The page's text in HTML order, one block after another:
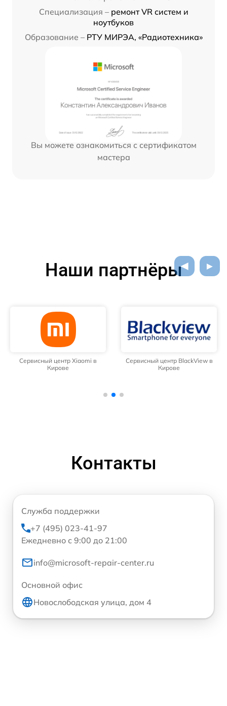
Специализация – ремонт VR систем и
ноутбуков
Образование – РТУ МИРЭА, «Радиотехника»
Вы можете ознакомиться с сертификатом
мастера
Наши партнёры
Сервисный центр Xiaomi в
Кирове
Сервисный центр BlackView в
Кирове
Контакты
Служба поддержки
+7 (495) 023-41-97
Ежедневно с 9:00 до 21:00
info@microsoft-repair-center.ru
Основной офис
Новослободская улица, дом 4